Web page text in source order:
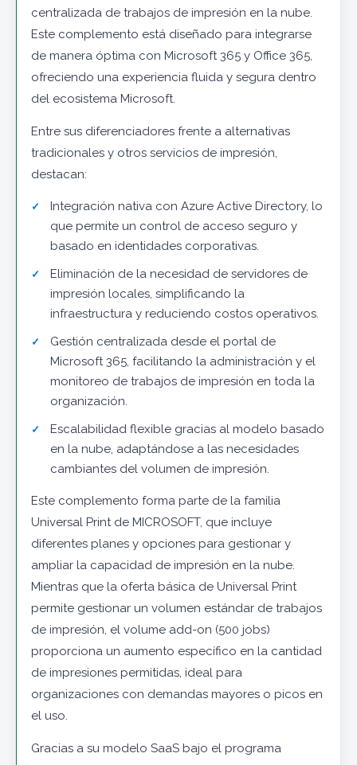
centralizada de trabajos de impresión en la nube.
Este complemento está diseñado para integrarse
de manera óptima con Microsoft 365 y Office 365,
ofreciendo una experiencia fluida y segura dentro
del ecosistema Microsoft.
Entre sus diferenciadores frente a alternativas
tradicionales y otros servicios de impresión,
destacan:
Integración nativa con Azure Active Directory, lo
que permite un control de acceso seguro y
basado en identidades corporativas.
Eliminación de la necesidad de servidores de
impresión locales, simplificando la
infraestructura y reduciendo costos operativos.
Gestión centralizada desde el portal de
Microsoft 365, facilitando la administración y el
monitoreo de trabajos de impresión en toda la
organización.
Escalabilidad flexible gracias al modelo basado
en la nube, adaptándose a las necesidades
cambiantes del volumen de impresión.
Este complemento forma parte de la familia
Universal Print de MICROSOFT, que incluye
diferentes planes y opciones para gestionar y
ampliar la capacidad de impresión en la nube.
Mientras que la oferta básica de Universal Print
permite gestionar un volumen estándar de trabajos
de impresión, el volume add-on (500 jobs)
proporciona un aumento específico en la cantidad
de impresiones permitidas, ideal para
organizaciones con demandas mayores o picos en
el uso.
Gracias a su modelo SaaS bajo el programa